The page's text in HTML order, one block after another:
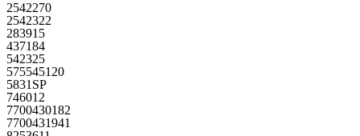
2542270
2542322
283915
437184
542325
575545120
5831SP
746012
7700430182
7700431941